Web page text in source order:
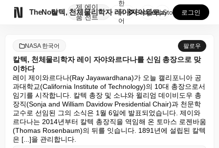
TheNote
제
품
에이
전트
칼텍, 천체물리학자 레이 자야와르다나를 신임 총장으로 ...
한
국
어
GooglePlay
AppStore 로그인
NASA 한국어 팔로우
칼텍, 천체물리학자 레이 자야와르다나를 신임 총장으로 맞
이하다
레이 제이와르다나(Ray Jayawardhana)가 오늘 캘리포니아 공
과대학교(California Institute of Technology)의 10대 총장으로서
임기를 시작합니다. 칼텍 총장 및 소냐와 윌리엄 데이비도우 총
장직(Sonja and William Davidow Presidential Chair)과 천문학
교수로 선임된 그의 소식은 1월 6일에 발표되었습니다. 제이와
르다나는 2014년부터 칼텍 총장직을 역임해 온 토마스 로젠바움
(Thomas Rosenbaum)의 뒤를 잇습니다. 1891년에 설립된 칼텍
은 [...]을 관리합니다.